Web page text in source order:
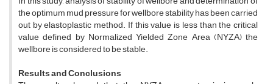
the optimum mud pressure for wellbore stability has been carried
out by elastoplastic method. If this value is less than the critical
value defined by Normalized Yielded Zone Area (NYZA) the
wellbore is considered to be stable.
Results and Conclusions